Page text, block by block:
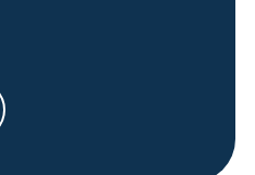
DU CONTRAT